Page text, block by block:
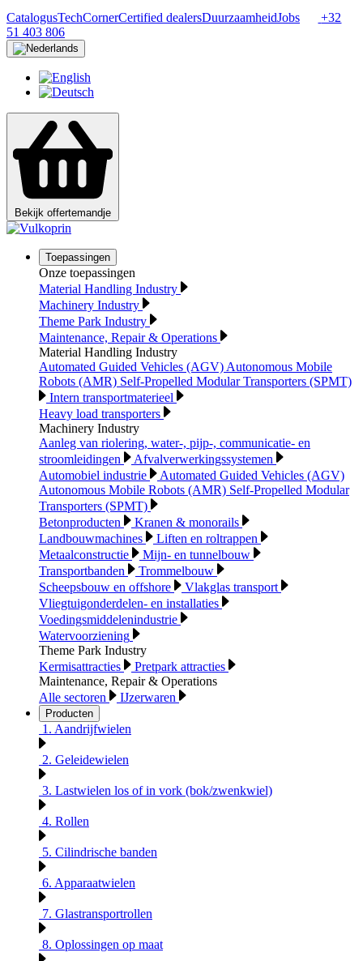
CatalogusTechCornerCertified dealersDuurzaamheidJobs
+32
51 403 806
Bekijk offertemandje
Toepassingen
Onze toepassingen
Material Handling Industry
Machinery Industry
Theme Park Industry
Maintenance, Repair & Operations
Material Handling Industry
Automated Guided Vehicles (AGV) Autonomous Mobile
Robots (AMR) Self-Propelled Modular Transporters (SPMT)
Intern transportmaterieel
Heavy load transporters
Machinery Industry
Aanleg van riolering, water-, pijp-, communicatie- en
stroomleidingen
Afvalverwerkingssystemen
Automobiel industrie
Automated Guided Vehicles (AGV)
Autonomous Mobile Robots (AMR) Self-Propelled Modular
Transporters (SPMT)
Betonproducten
Kranen & monorails
Landbouwmachines
Liften en roltrappen
Metaalconstructie
Mijn- en tunnelbouw
Transportbanden
Trommelbouw
Scheepsbouw en offshore
Vlakglas transport
Vliegtuigonderdelen- en installaties
Voedingsmiddelenindustrie
Watervoorziening
Theme Park Industry
Kermisattracties
Pretpark attracties
Maintenance, Repair & Operations
Alle sectoren
IJzerwaren
Producten
1. Aandrijfwielen
2. Geleidewielen
3. Lastwielen los of in vork (bok/zwenkwiel)
4. Rollen
5. Cilindrische banden
6. Apparaatwielen
7. Glastransportrollen
8. Oplossingen op maat